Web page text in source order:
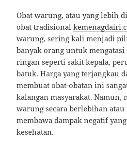
Obat warung, atau yang lebih
obat tradisional
warung, sering kali menjadi
banyak orang untuk mengatasi
ringan seperti sakit kepala,
batuk. Harga yang terjangkau
membuat obat-obatan ini
kalangan masyarakat. Namun,
warung secara berlebihan
membawa dampak negatif
kesehatan.